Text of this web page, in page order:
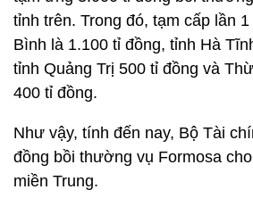
tỉnh trên. Trong đó, tạm cấp lần
Bình là 1.100 tỉ đồng, tỉnh Hà
tỉnh Quảng Trị 500 tỉ đồng và
400 tỉ đồng.
Như vậy, tính đến nay, Bộ Tài
đồng bồi thường vụ Formosa
miền Trung.